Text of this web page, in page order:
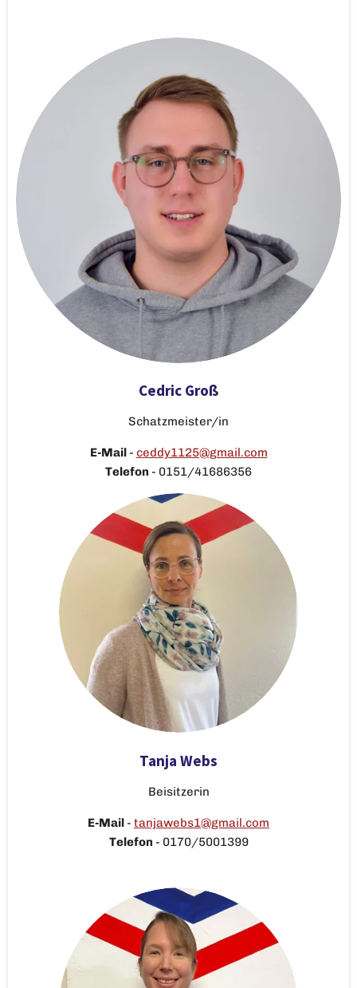
Cedric Groß
Schatzmeister/in
E-Mail- ceddy1125@gmail.com
Telefon - 0151/41686356
Tanja Webs
Beisitzerin
E-Mail - tanjawebs1@gmail.com
Telefon - 0170/5001399